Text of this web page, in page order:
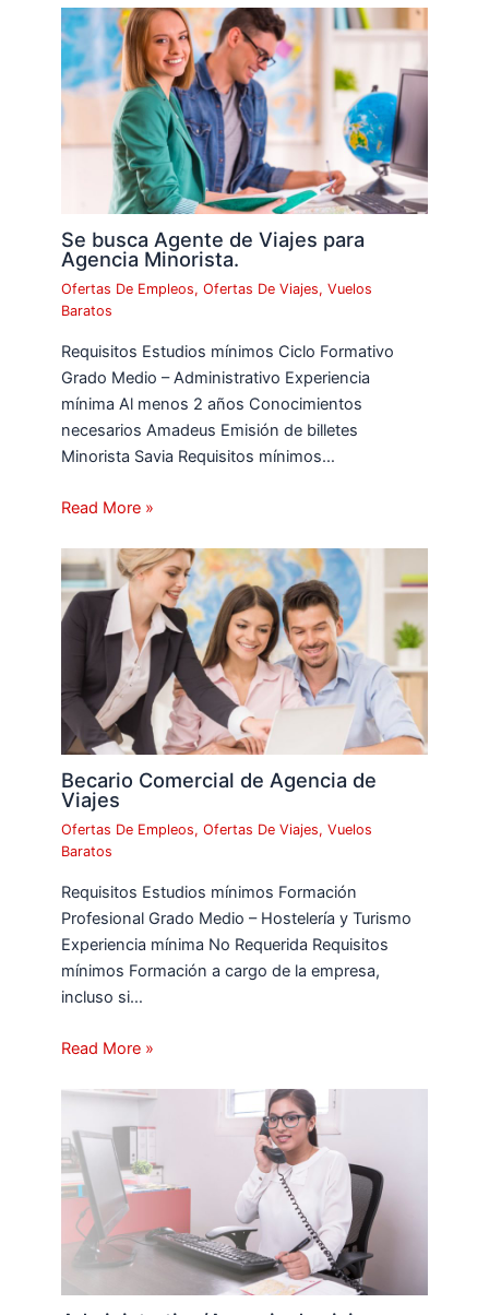
Se busca Agente de Viajes para
Agencia Minorista.
Ofertas De Empleos,Ofertas De Viajes,Vuelos
Baratos
Requisitos Estudios mínimos Ciclo Formativo
Grado Medio – Administrativo Experiencia
mínima Al menos 2 años Conocimientos
necesarios Amadeus Emisión de billetes
Minorista Savia Requisitos mínimos…
Read More »
Becario Comercial de Agencia de
Viajes
Ofertas De Empleos,Ofertas De Viajes,Vuelos
Baratos
Requisitos Estudios mínimos Formación
Profesional Grado Medio – Hostelería y Turismo
Experiencia mínima No Requerida Requisitos
mínimos Formación a cargo de la empresa,
incluso si…
Read More »